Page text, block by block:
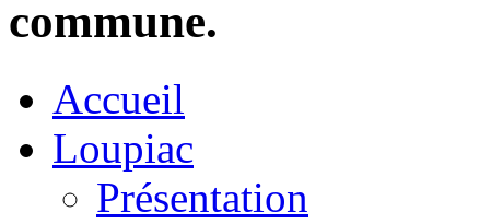
commune.
Accueil
Loupiac
Présentation